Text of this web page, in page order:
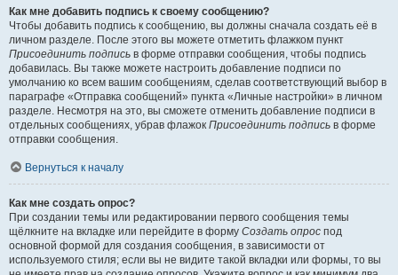
Как мне добавить подпись к своему сообщению?
Чтобы добавить подпись к сообщению, вы должны сначала создать её в
личном разделе. После этого вы можете отметить флажком пункт
Присоединить подпись в форме отправки сообщения, чтобы подпись
добавилась. Вы также можете настроить добавление подписи по
умолчанию ко всем вашим сообщениям, сделав соответствующий выбор в
параграфе «Отправка сообщений» пункта «Личные настройки» в личном
разделе. Несмотря на это, вы сможете отменить добавление подписи в
отдельных сообщениях, убрав флажок Присоединить подпись в форме
отправки сообщения.
Вернуться к началу
Как мне создать опрос?
При создании темы или редактировании первого сообщения темы
щёлкните на вкладке или перейдите в форму Создать опрос под
основной формой для создания сообщения, в зависимости от
используемого стиля; если вы не видите такой вкладки или формы, то вы